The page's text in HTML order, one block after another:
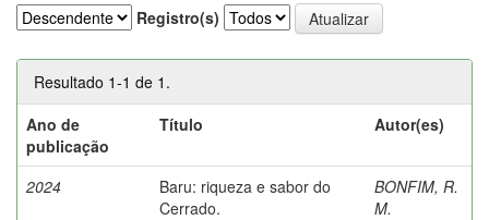
Registro(s)
Resultado 1-1 de 1.
Ano de
publicação
Título Autor(es)
2024
Baru: riqueza e sabor do
Cerrado.
BONFIM, R.
M.